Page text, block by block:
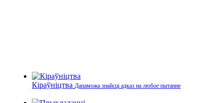
Кіраўніцтва Дапаможа знайсці адказ на любое пытанне